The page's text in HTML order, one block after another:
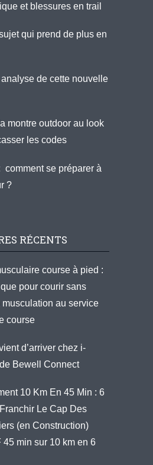
et blessures en trail
qui prend de plus en
de cette nouvelle
montre outdoor au look
les codes
comment se préparer à
?
RÉCENTS
course à pied :
pour courir sans
musculation au service
course
vient d’arriver chez i-
Bewell Connect
10 Km En 45 Min : 6
Le Cap Des
(en Construction)
45 min sur 10 km en 6